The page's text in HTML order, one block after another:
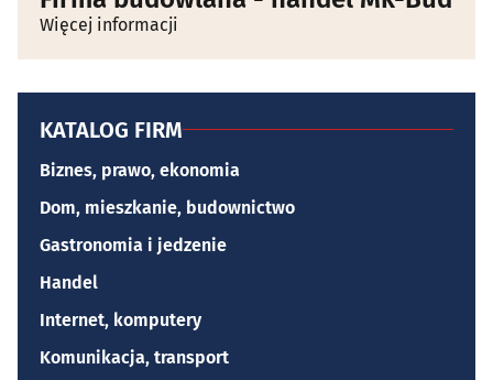
Więcej informacji
KATALOG FIRM
Biznes, prawo, ekonomia
Dom, mieszkanie, budownictwo
Gastronomia i jedzenie
Handel
Internet, komputery
Komunikacja, transport